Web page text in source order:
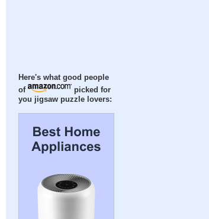
Here's what good people
of
picked for
you jigsaw puzzle lovers: